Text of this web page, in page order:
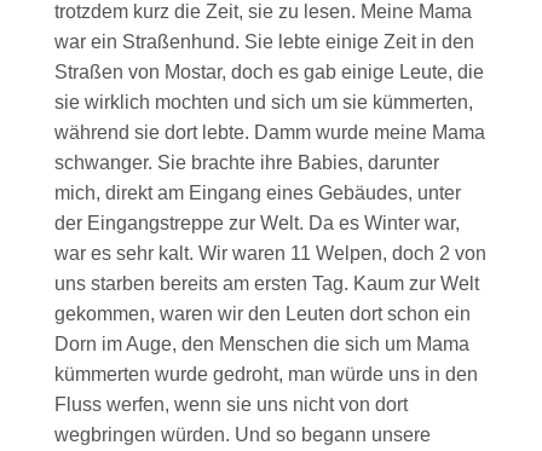
trotzdem kurz die Zeit, sie zu lesen. Meine Mama
war ein Straßenhund. Sie lebte einige Zeit in den
Straßen von Mostar, doch es gab einige Leute, die
sie wirklich mochten und sich um sie kümmerten,
während sie dort lebte. Damm wurde meine Mama
schwanger. Sie brachte ihre Babies, darunter
mich, direkt am Eingang eines Gebäudes, unter
der Eingangstreppe zur Welt. Da es Winter war,
war es sehr kalt. Wir waren 11 Welpen, doch 2 von
uns starben bereits am ersten Tag. Kaum zur Welt
gekommen, waren wir den Leuten dort schon ein
Dorn im Auge, den Menschen die sich um Mama
kümmerten wurde gedroht, man würde uns in den
Fluss werfen, wenn sie uns nicht von dort
wegbringen würden. Und so begann unsere